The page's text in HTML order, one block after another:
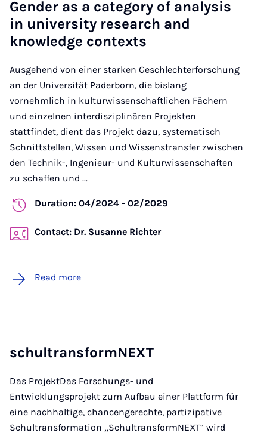
Gender as a category of analysis
in university research and
knowledge contexts
Ausgehend von einer starken Geschlechterforschung
an der Universität Paderborn, die bislang
vornehmlich in kulturwissenschaftlichen Fächern
und einzelnen interdisziplinären Projekten
stattfindet, dient das Projekt dazu, systematisch
Schnittstellen, Wissen und Wissenstransfer zwischen
den Technik-, Ingenieur- und Kulturwissenschaften
zu schaffen und ...
Duration: 04/2024 - 02/2029
Contact: Dr. Susanne Richter
Read more
schultransformNEXT
Das ProjektDas Forschungs- und
Entwicklungsprojekt zum Aufbau einer Plattform für
eine nachhaltige, chancengerechte, partizipative
Schultransformation „SchultransformNEXT“ wird